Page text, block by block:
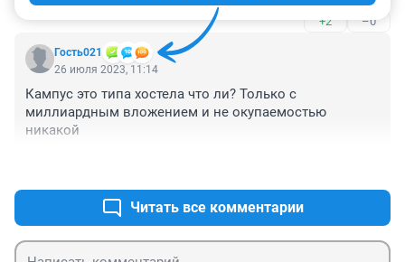
+2 –0
Гость021
26 июля 2023, 11:14
Кампус это типа хостела что ли? Только с
миллиардным вложением и не окупаемостью
никакой
Читать все комментарии